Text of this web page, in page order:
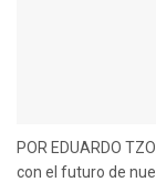
POR EDUARDO
con el futuro de